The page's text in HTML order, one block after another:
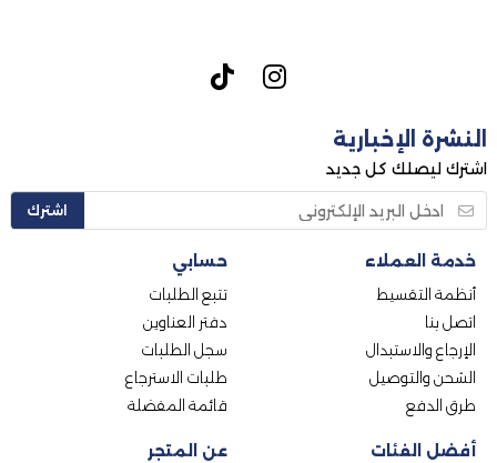
النشرة الإخبارية
اشترك ليصلك كل جديد
اشترك
عن المتجر
خدمة العملاء
أنظمة التقسيط
اتصل بنا
الإرجاع والاستبدال
الشحن والتوصيل
طرق الدفع
حسابي
تتبع الطلبات
دفتر العناوين
سجل الطلبات
طلبات الاسترجاع
قائمة المفضلة
أفضل الفئات